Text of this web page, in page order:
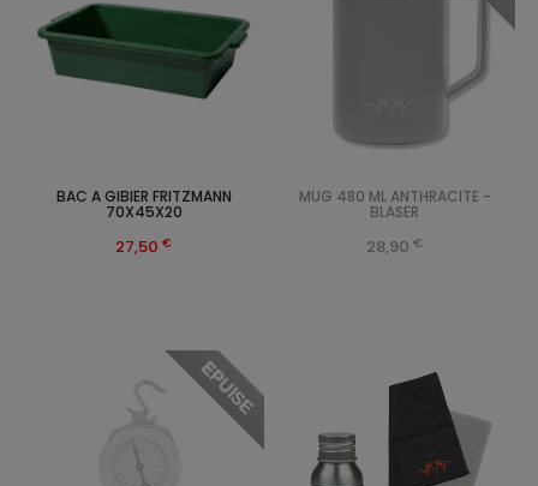
EPUISE
BAC A GIBIER FRITZMANN
70X45X20
27,50 €
MUG 480 ML ANTHRACITE -
BLASER
28,90 €